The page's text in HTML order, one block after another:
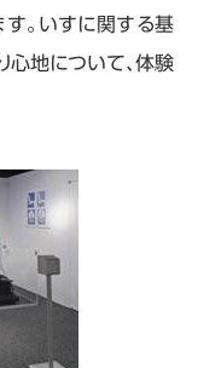
。いすに関する基
心地について、体験